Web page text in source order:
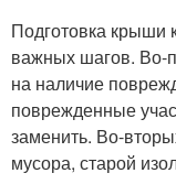
Подготовка крыши
важных шагов. Во-
на наличие
поврежденные
заменить. Во-
мусора, старой